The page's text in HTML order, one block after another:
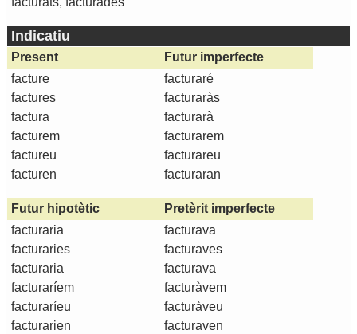
Indicatiu
Present
facture
factures
factura
facturem
factureu
facturen
Futur imperfecte
facturaré
facturaràs
facturarà
facturarem
facturareu
facturaran
Futur hipotètic
facturaria
facturaries
facturaria
facturaríem
facturaríeu
facturarien
Pretèrit imperfecte
facturava
facturaves
facturava
facturàvem
facturàveu
facturaven